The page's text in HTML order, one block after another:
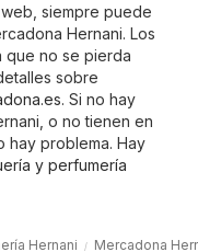
siempre puede
Hernani. Los
que no se pierda
sobre
. Si no hay
o no tienen en
hay problema. Hay
y perfumería
Hernani Mercadona